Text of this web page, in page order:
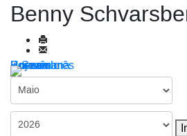
Benny
Por ano
Por mês
Por semana
Hoje
Ir para o mês